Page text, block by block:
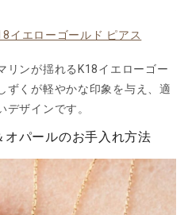
イエローゴールド ピアス
リンが揺れるK18イエローゴー
ずくが軽やかな印象を与え、適
デザインです。
パールのお手入れ方法